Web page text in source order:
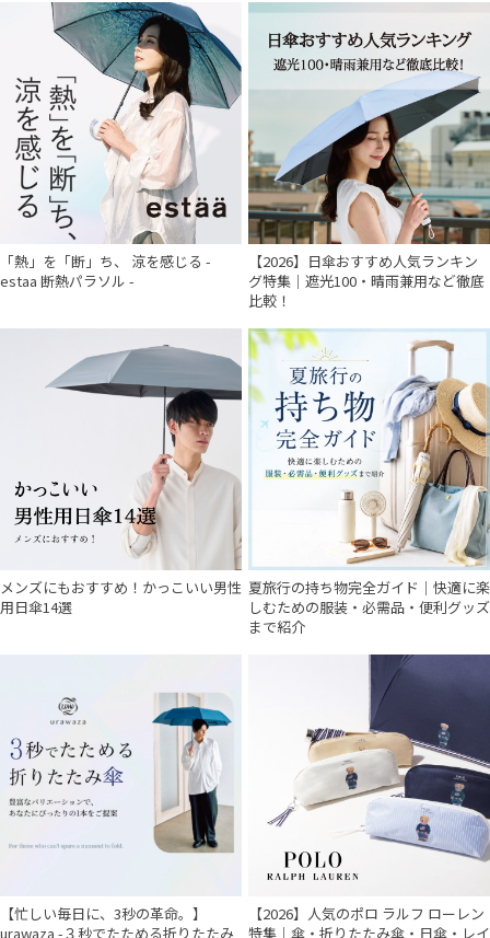
「熱」を「断」ち、 涼を感じる -
estaa 断熱パラソル -
【2026】日傘おすすめ人気ランキン
グ特集｜遮光100・晴雨兼用など徹底
比較！
メンズにもおすすめ！かっこいい男性
用日傘14選
夏旅行の持ち物完全ガイド｜快適に楽
しむための服装・必需品・便利グッズ
まで紹介
【忙しい毎日に、3秒の革命。】
urawaza -３秒でたためる折りたたみ
【2026】人気のポロ ラルフ ローレン
特集｜傘・折りたたみ傘・日傘・レイ